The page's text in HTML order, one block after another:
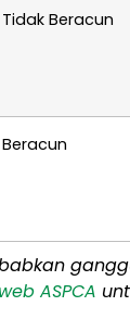
Tidak Beracun
Beracun
ASPCA